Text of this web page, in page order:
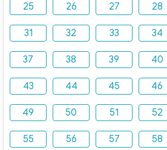
25 26 27 28
31 32 33 34
37 38 39 40
43 44 45 46
49 50 51 52
55 56 57 58